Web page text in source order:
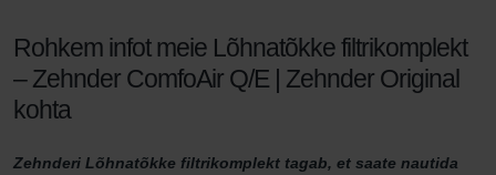
Rohkem infot meie Lõhnatõkke filtrikomplekt
– Zehnder ComfoAir Q/E | Zehnder Original
kohta
Zehnderi Lõhnatõkke filtrikomplekt tagab, et saate nautida